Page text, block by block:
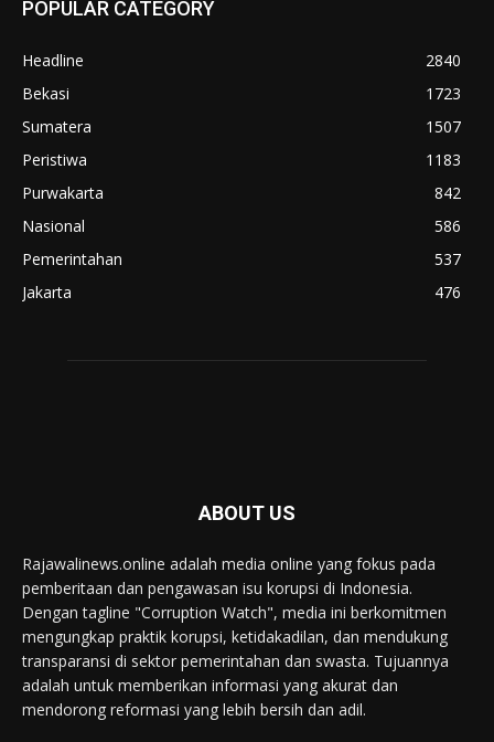
POPULAR CATEGORY
Headline
2840
Bekasi
1723
Sumatera
1507
Peristiwa
1183
Purwakarta
842
Nasional
586
Pemerintahan
537
Jakarta
476
ABOUT US
Rajawalinews.online adalah media online yang fokus pada
pemberitaan dan pengawasan isu korupsi di Indonesia.
Dengan tagline "Corruption Watch", media ini berkomitmen
mengungkap praktik korupsi, ketidakadilan, dan mendukung
transparansi di sektor pemerintahan dan swasta. Tujuannya
adalah untuk memberikan informasi yang akurat dan
mendorong reformasi yang lebih bersih dan adil.